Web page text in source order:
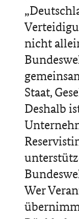
Zitat
nicht
Staat,
Deshalb
Wer